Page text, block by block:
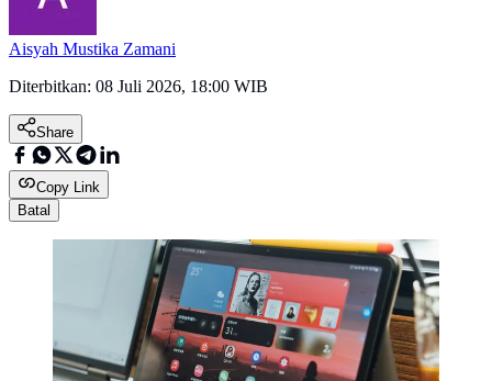
Aisyah Mustika Zamani
Diterbitkan: 08 Juli 2026, 18:00 WIB
Share
Copy Link
Batal